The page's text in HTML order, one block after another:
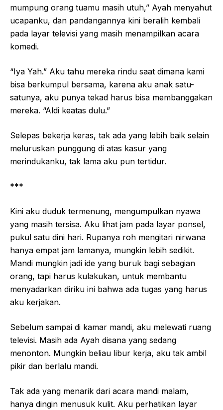
mumpung orang tuamu masih utuh,” Ayah menyahut
ucapanku, dan pandangannya kini beralih kembali
pada layar televisi yang masih menampilkan acara
komedi.
“Iya Yah.” Aku tahu mereka rindu saat dimana kami
bisa berkumpul bersama, karena aku anak satu-
satunya, aku punya tekad harus bisa membanggakan
mereka. “Aldi keatas dulu.”
Selepas bekerja keras, tak ada yang lebih baik selain
meluruskan punggung di atas kasur yang
merindukanku, tak lama aku pun tertidur.
***
Kini aku duduk termenung, mengumpulkan nyawa
yang masih tersisa. Aku lihat jam pada layar ponsel,
pukul satu dini hari. Rupanya roh mengitari nirwana
hanya empat jam lamanya, mungkin lebih sedikit.
Mandi mungkin jadi ide yang buruk bagi sebagian
orang, tapi harus kulakukan, untuk membantu
menyadarkan diriku ini bahwa ada tugas yang harus
aku kerjakan.
Sebelum sampai di kamar mandi, aku melewati ruang
televisi. Masih ada Ayah disana yang sedang
menonton. Mungkin beliau libur kerja, aku tak ambil
pikir dan berlalu mandi.
Tak ada yang menarik dari acara mandi malam,
hanya dingin menusuk kulit. Aku perhatikan layar